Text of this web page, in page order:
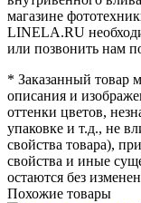
магазине
LINELA.RU
или позвонить нам
* Заказанный товар
описания и
оттенки цветов,
упаковке и т.д., не
свойства товара),
свойства и иные
остаются без
Похожие товары